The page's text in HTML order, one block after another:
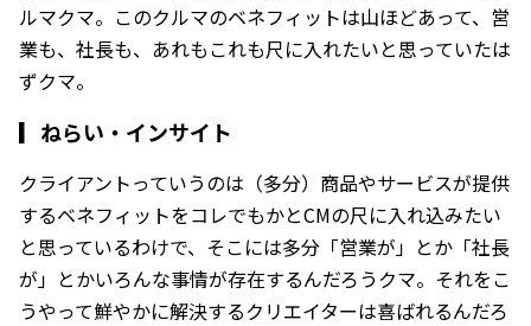
ルマクマ。このクルマのベネフィットは山ほどあって、営
業も、社長も、あれもこれも尺に入れたいと思っていたは
ずクマ。
▎ ねらい・インサイト
クライアントっていうのは（多分）商品やサービスが提供
するベネフィットをコレでもかとCMの尺に入れ込みたい
と思っているわけで、そこには多分「営業が」とか「社長
が」とかいろんな事情が存在するんだろうクマ。それをこ
うやって鮮やかに解決するクリエイターは喜ばれるんだろ